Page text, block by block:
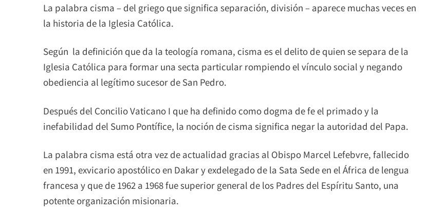
La palabra cisma – del griego que significa separación, división – aparece muchas veces en
la historia de la Iglesia Católica.
Según la definición que da la teología romana, cisma es el delito de quien se separa de la
Iglesia Católica para formar una secta particular rompiendo el vínculo social y negando
obediencia al legítimo sucesor de San Pedro.
Después del Concilio Vaticano I que ha definido como dogma de fe el primado y la
inefabilidad del Sumo Pontífice, la noción de cisma significa negar la autoridad del Papa.
La palabra cisma está otra vez de actualidad gracias al Obispo Marcel Lefebvre, fallecido
en 1991, exvicario apostólico en Dakar y exdelegado de la Sata Sede en el África de lengua
francesa y que de 1962 a 1968 fue superior general de los Padres del Espíritu Santo, una
potente organización misionaria.